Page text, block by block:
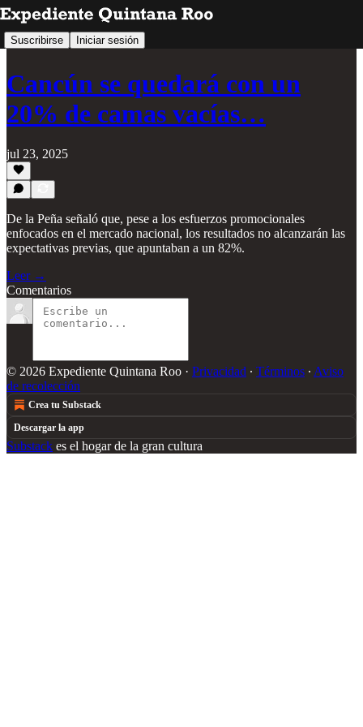
Suscribirse Iniciar sesión
Cancún se quedará con un
20% de camas vacías…
jul 23, 2025
De la Peña señaló que, pese a los esfuerzos promocionales
enfocados en el mercado nacional, los resultados no alcanzarán las
expectativas previas, que apuntaban a un 82%.
Leer →
Comentarios
© 2026 Expediente Quintana Roo · Privacidad ∙ Términos ∙ Aviso
de recolección
Crea tu Substack
Descargar la app
Substack es el hogar de la gran cultura